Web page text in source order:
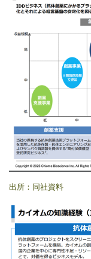
出所：同社資料